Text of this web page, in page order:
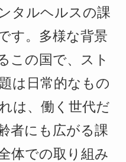
タルヘルスの課
す。多様な背景
この国で、スト
は日常的なもの
は、働く世代だ
者にも広がる課
体での取り組み